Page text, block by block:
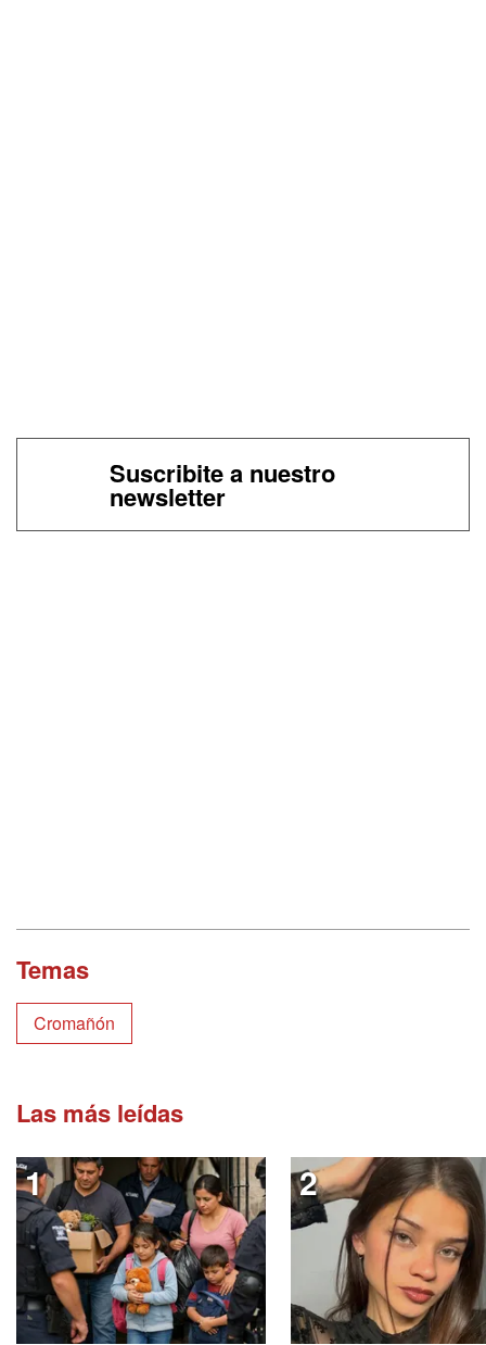
Suscribite a nuestro
newsletter
Temas
Cromañón
Las más leídas